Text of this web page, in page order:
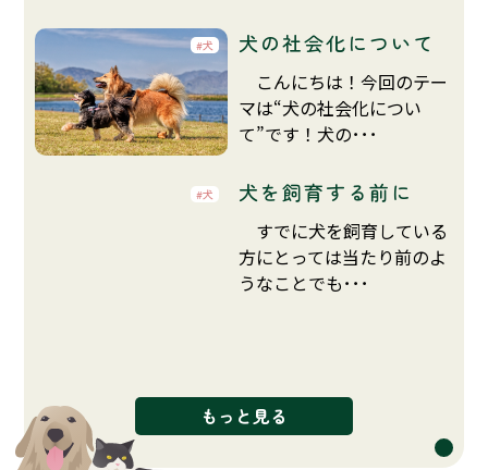
犬 犬の社会化について
こんにちは！今回のテー
マは“犬の社会化につい
て”です！犬の･･･
犬 犬を飼育する前に
すでに犬を飼育している
方にとっては当たり前のよ
うなことでも･･･
もっと見る